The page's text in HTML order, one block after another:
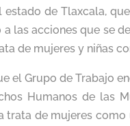
de Tlaxcala,
las acciones que se
de mujeres y niñas
el Grupo de Trabajo
Humanos de las
trata de mujeres